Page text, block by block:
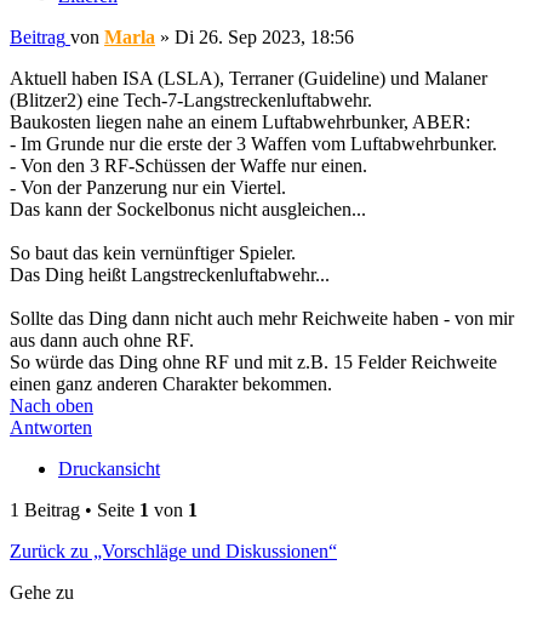
Beitrag von Marla » Di 26. Sep 2023, 18:56
Aktuell haben ISA (LSLA), Terraner (Guideline) und Malaner
(Blitzer2) eine Tech-7-Langstreckenluftabwehr.
Baukosten liegen nahe an einem Luftabwehrbunker, ABER:
- Im Grunde nur die erste der 3 Waffen vom Luftabwehrbunker.
- Von den 3 RF-Schüssen der Waffe nur einen.
- Von der Panzerung nur ein Viertel.
Das kann der Sockelbonus nicht ausgleichen...
So baut das kein vernünftiger Spieler.
Das Ding heißt Langstreckenluftabwehr...
Sollte das Ding dann nicht auch mehr Reichweite haben - von mir
aus dann auch ohne RF.
So würde das Ding ohne RF und mit z.B. 15 Felder Reichweite
einen ganz anderen Charakter bekommen.
Nach oben
Antworten
Druckansicht
1 Beitrag • Seite 1 von 1
Zurück zu „Vorschläge und Diskussionen“
Gehe zu